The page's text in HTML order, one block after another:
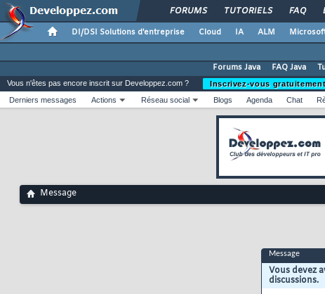
FORUMS TUTORIELS FAQ
DI/DSI Solutions d'entreprise Cloud IA ALM
Forums Java
FAQ Java
Vous n'êtes pas encore inscrit sur Developpez.com ?
Inscrivez-vous
Derniers messages
Actions Réseau social Blogs Agenda Chat
Message
Message
Vous devez
discussions.